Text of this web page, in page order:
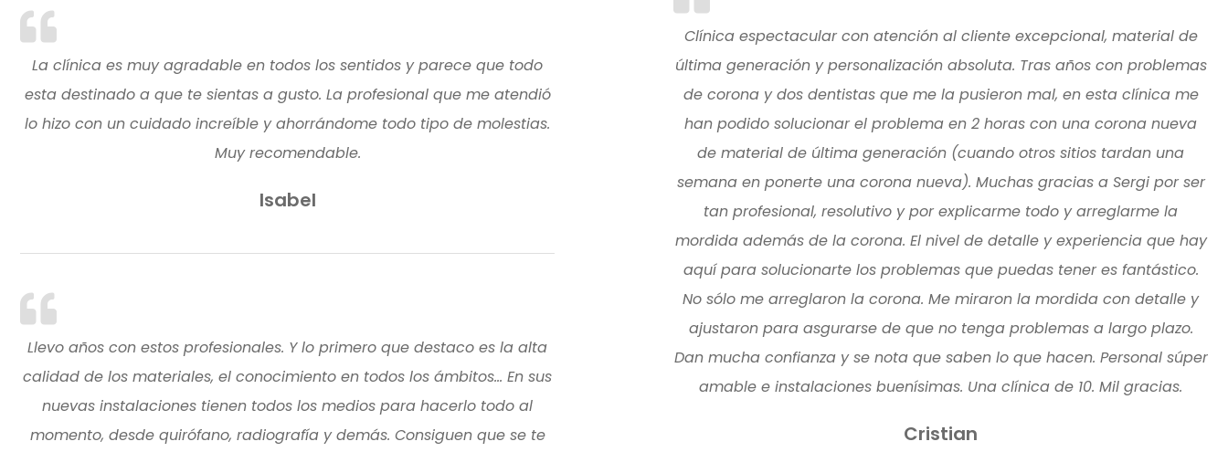
La clínica es muy agradable en todos los sentidos y parece que todo
esta destinado a que te sientas a gusto. La profesional que me atendió
lo hizo con un cuidado increíble y ahorrándome todo tipo de molestias.
Muy recomendable.
Isabel
Llevo años con estos profesionales. Y lo primero que destaco es la alta
calidad de los materiales, el conocimiento en todos los ámbitos... En sus
nuevas instalaciones tienen todos los medios para hacerlo todo al
momento, desde quirófano, radiografía y demás. Consiguen que se te
Clínica espectacular con atención al cliente excepcional, material de
última generación y personalización absoluta. Tras años con problemas
de corona y dos dentistas que me la pusieron mal, en esta clínica me
han podido solucionar el problema en 2 horas con una corona nueva
de material de última generación (cuando otros sitios tardan una
semana en ponerte una corona nueva). Muchas gracias a Sergi por ser
tan profesional, resolutivo y por explicarme todo y arreglarme la
mordida además de la corona. El nivel de detalle y experiencia que hay
aquí para solucionarte los problemas que puedas tener es fantástico.
No sólo me arreglaron la corona. Me miraron la mordida con detalle y
ajustaron para asgurarse de que no tenga problemas a largo plazo.
Dan mucha confianza y se nota que saben lo que hacen. Personal súper
amable e instalaciones buenísimas. Una clínica de 10. Mil gracias.
Cristian